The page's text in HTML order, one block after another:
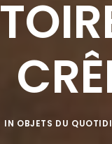
IN OBJETS DU